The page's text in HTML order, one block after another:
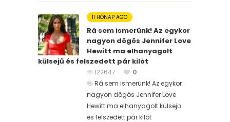
11 HÓNAP AGO
Rá sem ismerünk! Az egykor
nagyon dögös Jennifer Love
Hewitt ma elhanyagolt
külsejű és felszedett pár kilót
122647
0
Rá sem ismerünk! Az egykor
nagyon dögös Jennifer Love
Hewitt ma elhanyagolt külsejű
és felszedett pár kilót